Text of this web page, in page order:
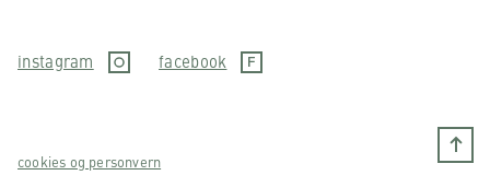
instagram facebook
cookies og personvern